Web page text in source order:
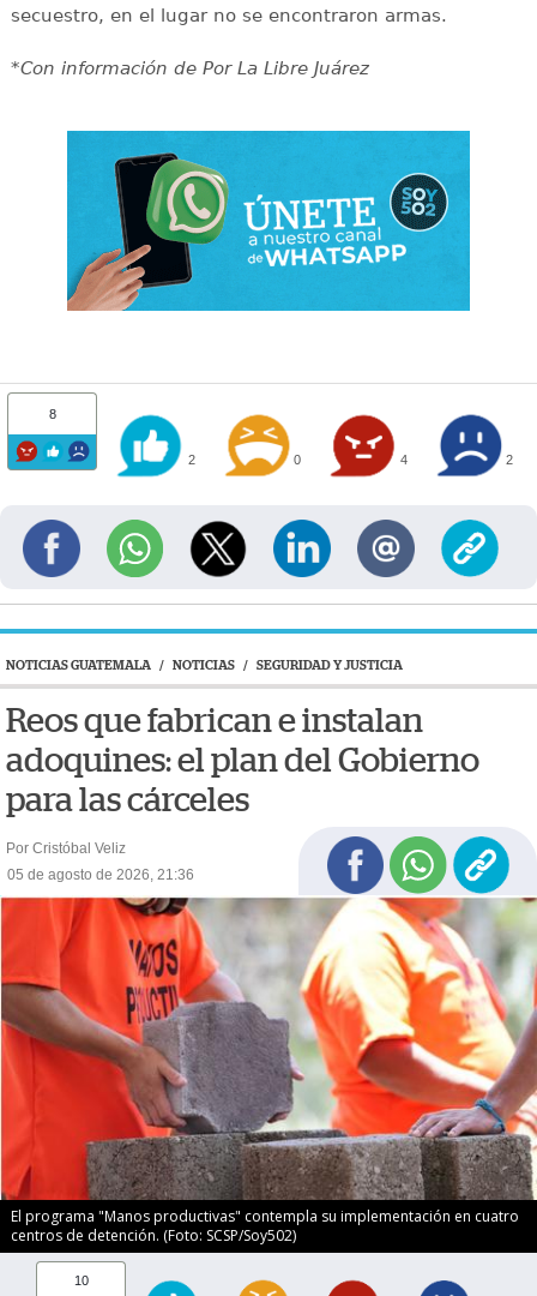
secuestro, en el lugar no se encontraron armas.
*Con información de Por La Libre Juárez
8
2 0 4 2
NOTICIAS GUATEMALA / NOTICIAS / SEGURIDAD Y JUSTICIA
Reos que fabrican e instalan
adoquines: el plan del Gobierno
para las cárceles
Por Cristóbal Veliz
05 de agosto de 2026, 21:36
El programa "Manos productivas" contempla su implementación en cuatro
centros de detención. (Foto: SCSP/Soy502)
10